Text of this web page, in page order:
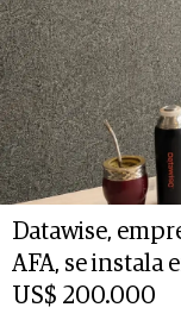
Datawise,
AFA, se instala
US$ 200.000